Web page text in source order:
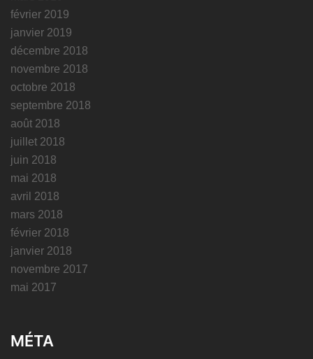
février 2019
janvier 2019
décembre 2018
novembre 2018
octobre 2018
septembre 2018
août 2018
juillet 2018
juin 2018
mai 2018
avril 2018
mars 2018
février 2018
janvier 2018
novembre 2017
mai 2017
MÉTA